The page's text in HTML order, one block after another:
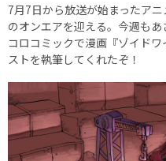
7月7日から放送が始まったア
のオンエアを迎える。今週も
コロコミックで漫画『ゾイド
ストを執筆してくれたぞ！